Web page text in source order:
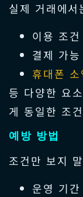
실제 거래에서
이용 조건
결제 가
휴대폰
등 다양한 요
게 동일한 조
예방 방법
조건만 보지
운영 기간